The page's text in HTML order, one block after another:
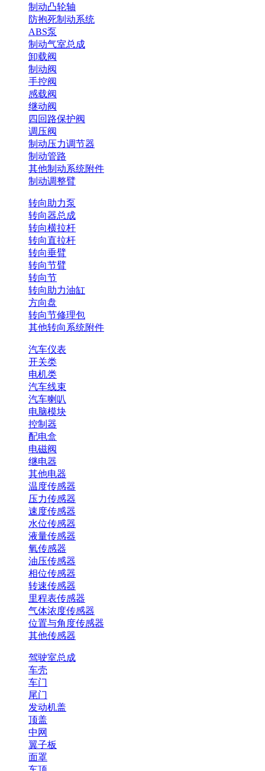
制动凸轮轴
防抱死制动系统
ABS泵
制动气室总成
卸载阀
制动阀
手控阀
感载阀
继动阀
四回路保护阀
调压阀
制动压力调节器
制动管路
其他制动系统附件
制动调整臂
转向助力泵
转向器总成
转向横拉杆
转向直拉杆
转向垂臂
转向节臂
转向节
转向助力油缸
方向盘
转向节修理包
其他转向系统附件
汽车仪表
开关类
电机类
汽车线束
汽车喇叭
电脑模块
控制器
配电盒
电磁阀
继电器
其他电器
温度传感器
压力传感器
速度传感器
水位传感器
液量传感器
氧传感器
油压传感器
相位传感器
转速传感器
里程表传感器
气体浓度传感器
位置与角度传感器
其他传感器
驾驶室总成
车壳
车门
尾门
发动机盖
顶盖
中网
翼子板
面罩